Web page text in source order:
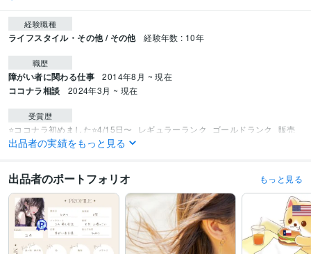
経験職種
ライフスタイル・その他 / その他 経験年数 : 10年
職歴
障がい者に関わる仕事 2014年8月 ~ 現在
ココナラ相談 2024年3月 ~ 現在
受賞歴
⭐ココナラ初めました⭐4/15日〜 レギュラーランク ゴールドランク
販売
実績100件達成⭐ プラチナランク
メンタル心理カウンセラー 取得年 : 2013年
食品衛生管理者 取得年 : 2016年
ビジネス・クリエイティブツール
Excel:6年 Word:6年 弥生会計:0年
出品者の実績をもっと見る
出品者のポートフォリオ もっと見る